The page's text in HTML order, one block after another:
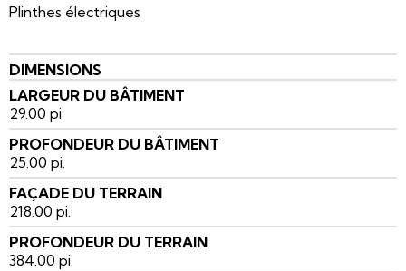
Plinthes électriques
DIMENSIONS
LARGEUR DU BÂTIMENT
29.00 pi.
PROFONDEUR DU BÂTIMENT
25.00 pi.
FAÇADE DU TERRAIN
218.00 pi.
PROFONDEUR DU TERRAIN
384.00 pi.